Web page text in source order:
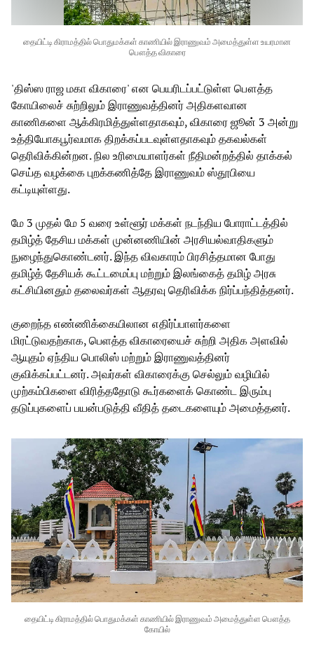
தையிட்டி கிராமத்தில் பொதுமக்கள் காணியில் இராணுவம் அமைத்துள்ள உயரமான
பௌத்த விகாரை
'திஸ்ஸ ராஜ மகா விகாரை' என பெயரிடப்பட்டுள்ள பௌத்த
கோயிலைச் சுற்றிலும் இராணுவத்தினர் அதிகளவான
காணிகளை ஆக்கிரமித்துள்ளதாகவும், விகாரை ஜூன் 3 அன்று
உத்தியோகபூர்வமாக திறக்கப்படவுள்ளதாகவும் தகவல்கள்
தெரிவிக்கின்றன. நில உரிமையாளர்கள் நீதிமன்றத்தில் தாக்கல்
செய்த வழக்கை புறக்கணித்தே இராணுவம் ஸ்தூபியை
கட்டியுள்ளது.
மே 3 முதல் மே 5 வரை உள்ளூர் மக்கள் நடந்திய போராட்டத்தில்
தமிழ்த் தேசிய மக்கள் முன்னணியின் அரசியல்வாதிகளும்
நுழைந்துகொண்டனர். இந்த விவகாரம் பிரசித்தமான போது
தமிழ்த் தேசியக் கூட்டமைப்பு மற்றும் இலங்கைத் தமிழ் அரசு
கட்சியினதும் தலைவர்கள் ஆதரவு தெரிவிக்க நிர்ப்பந்தித்தனர்.
குறைந்த எண்ணிக்கையிலான எதிர்ப்பாளர்களை
மிரட்டுவதற்காக, பெளத்த விகாரையைச் சுற்றி அதிக அளவில்
ஆயுதம் ஏந்திய பொலிஸ் மற்றும் இராணுவத்தினர்
குவிக்கப்பட்டனர். அவர்கள் விகாரைக்கு செல்லும் வழியில்
முற்கம்பிகளை விரித்ததோடு கூர்களைக் கொண்ட இரும்பு
தடுப்புகளைப் பயன்படுத்தி வீதித் தடைகளையும் அமைத்தனர்.
தையிட்டி கிராமத்தில் பொதுமக்கள் காணியில் இராணுவம் அமைத்துள்ள பௌத்த
கோயில்